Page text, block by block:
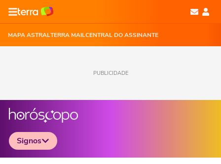
MAPA ASTRALTERRA MAILCENTRAL DO ASSINANTE
PUBLICIDADE
Signos